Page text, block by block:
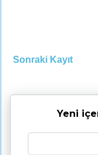
Sonraki Kayıt
Yeni